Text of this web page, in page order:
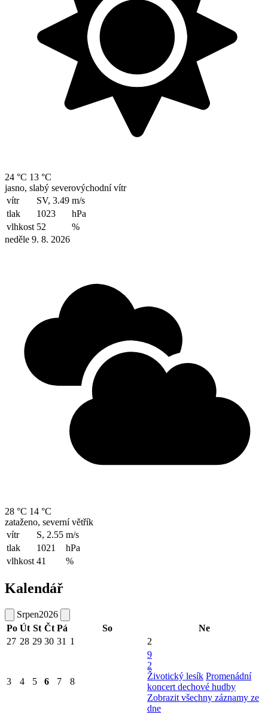
24 °C 13 °C
jasno, slabý severovýchodní vítr
vítr
SV, 3.49 m/s
tlak
1023
hPa
vlhkost 52
%
neděle 9. 8. 2026
28 °C 14 °C
zataženo, severní větřík
vítr
S, 2.55 m/s
tlak
1021
hPa
vlhkost 41 %
Kalendář
Srpen2026
Po Út St Čt Pá So
Ne
27 28 29 30 31 1 2
3 4 5 6 7 8
9
2
Životický lesík Promenádní
koncert dechové hudby
Zobrazit všechny záznamy ze
dne